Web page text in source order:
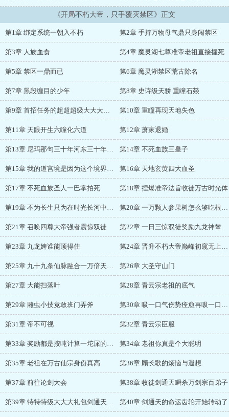
《开局不朽大帝，只手覆灭禁区》正文
第1章 绑定系统一朝入不朽 第2章 手持万物母气鼎只身闯禁区
第3章 人族血食 第4章 魔灵湖七尊准帝老祖直接握死
第5章 禁区一鼎而已 第6章 魔灵湖禁区荒古除名
第7章 黑段缠目的少年 第8章 史诗级天骄 重瞳石燚
第9章 首招任务的超超超级大大大礼包 第10章 重瞳再现天地失色
第11章 天眼开生六瞳化六道 第12章 萧家退婚
第13章 尼玛那句三十年河东三十年河西呢 第14章 不死血族三皇子
第15章 我的道宫境是因为这个境界就叫道宫境 第16章 天地玄黄四大血圣
第17章 不死血族圣人一巴掌拍死 第18章 捏爆准帝法旨收徒万古时光体
第19章 不为长生只为在时光长河中等你归来 第20章 一万颗人参果树怎么够吃根本不够吃
第21章 召唤四尊大帝强者震惊双徒 第22章 一日三惊双徒奖励九龙神辇
第23章 九龙婢谁能顶得住 第24章 晋升不朽大帝巅峰初窥无上大帝之境
第25章 九十九条仙脉融合一万倍天地灵气浓度 第26章 大圣守山门
第27章 大能扫落叶 第28章 青云宗老祖的底气
第29章 雕虫小技竟敢班门弄斧 第30章 吸一口气伤势痊愈再吸一口气就突破了
第31章 帝不可视 第32章 青云宗臣服
第33章 奖励都是按吨计算一坨屎的蜕变 第34章 老祖你真是个大聪明
第35章 老祖在万古仙宗身份真高 第36章 顾长歌的烦恼与遐想
第37章 前往论剑大会 第38章 收徒剑通天瞬杀万剑宗百弟子
第39章 特特特级大大大礼包剑通天火力全开 第40章 剑通天的命运齿轮开始转动了